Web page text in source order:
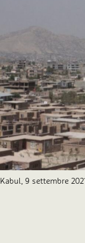
Kabul, 9 settembre 2021